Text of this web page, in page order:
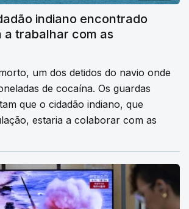
indiano encontrado
a trabalhar com as
um dos detidos do navio onde
de cocaína. Os guardas
que o cidadão indiano, que
estaria a colaborar com as